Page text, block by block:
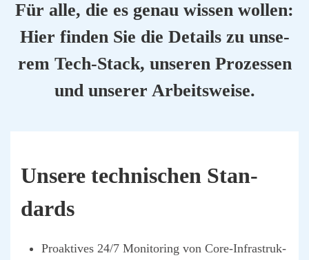
Für alle, die es genau wis­sen wol­len:
Hier fin­den Sie die Details zu unse­
rem Tech-Stack, unse­ren Pro­zes­sen
und unse­rer Arbeits­wei­se.
Unse­re tech­ni­schen Stan­
dards
Pro­ak­ti­ves 24/7 Moni­to­ring von Core-Infra­struk­